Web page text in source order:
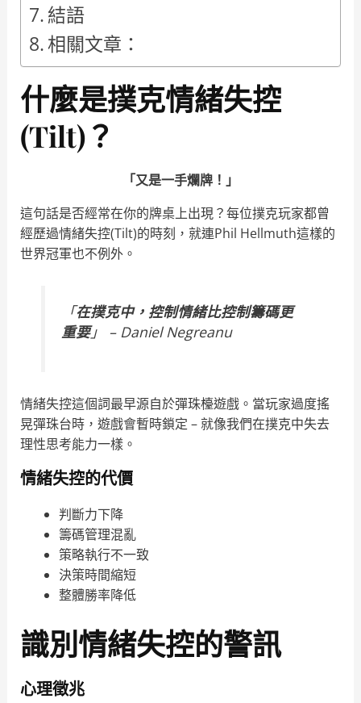
結語
相關文章：
什麼是撲克情緒失控
(Tilt)？
「又是一手爛牌！」
這句話是否經常在你的牌桌上出現？每位撲克玩家都曾
經歷過情緒失控(Tilt)的時刻，就連Phil Hellmuth這樣的
世界冠軍也不例外。
「在撲克中，控制情緒比控制籌碼更
重要」 – Daniel Negreanu
情緒失控這個詞最早源自於彈珠檯遊戲。當玩家過度搖
晃彈珠台時，遊戲會暫時鎖定 – 就像我們在撲克中失去
理性思考能力一樣。
情緒失控的代價
判斷力下降
籌碼管理混亂
策略執行不一致
決策時間縮短
整體勝率降低
識別情緒失控的警訊
心理徵兆